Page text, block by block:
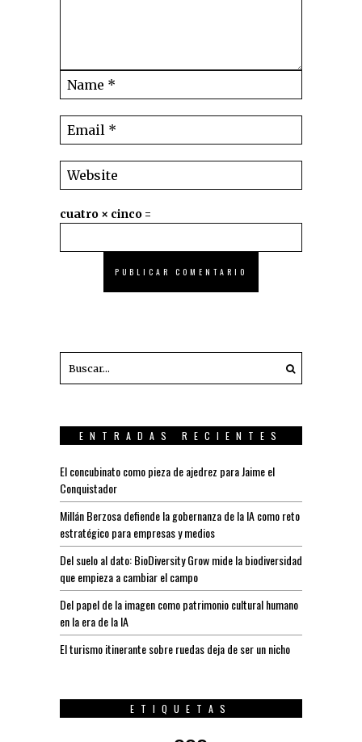
cuatro × cinco =
ENTRADAS RECIENTES
El concubinato como pieza de ajedrez para Jaime el
Conquistador
Millán Berzosa defiende la gobernanza de la IA como reto
estratégico para empresas y medios
Del suelo al dato: BioDiversity Grow mide la biodiversidad
que empieza a cambiar el campo
Del papel de la imagen como patrimonio cultural humano
en la era de la IA
El turismo itinerante sobre ruedas deja de ser un nicho
ETIQUETAS